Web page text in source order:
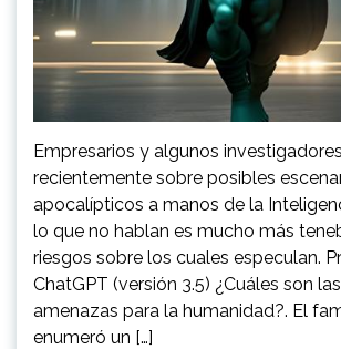
Empresarios y algunos
recientemente sobre posibles
apocalípticos a manos de la
lo que no hablan es mucho más
riesgos sobre los cuales especulan.
ChatGPT (versión 3.5) ¿Cuáles son
amenazas para la humanidad?. El
enumeró un […]